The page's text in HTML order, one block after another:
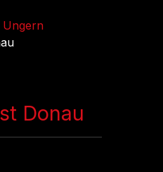
Ungern
Donau